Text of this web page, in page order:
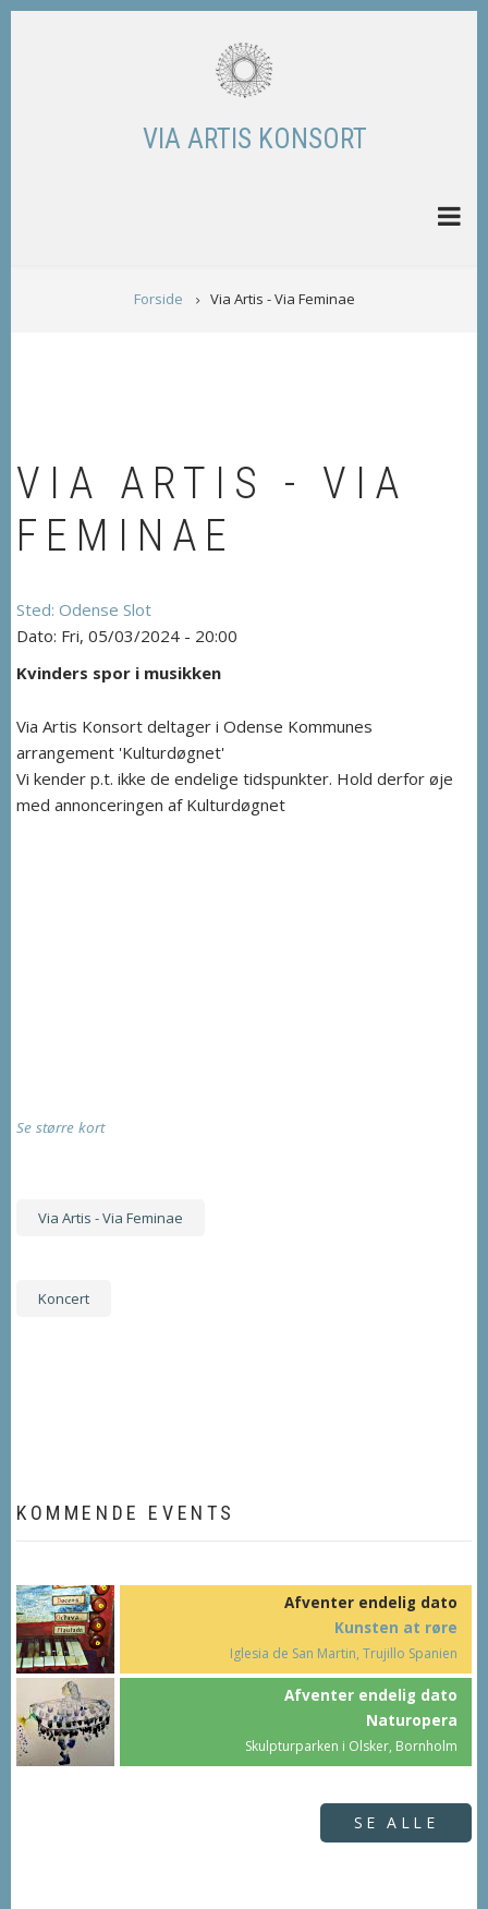
Skip
VIA ARTIS KONSORT
BREADCRUMB
Forside Via Artis - Via Feminae
VIA ARTIS - VIA
FEMINAE
Odense Slot
Fri, 05/03/2024 - 20:00
Kvinders spor i musikken
Via Artis Konsort deltager i Odense Kommunes
arrangement 'Kulturdøgnet'
Vi kender p.t. ikke de endelige tidspunkter. Hold derfor øje
med annonceringen af Kulturdøgnet
Se større kort
Via Artis - Via Feminae
Koncert
KOMMENDE EVENTS
Afventer endelig dato
Kunsten at røre
Iglesia de San Martin, Trujillo Spanien
Afventer endelig dato
Naturopera
Skulpturparken i Olsker, Bornholm
SE ALLE